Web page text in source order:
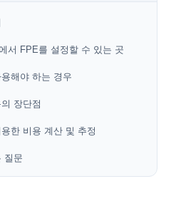
서 FPE를 설정할 수 있는 곳
해야 하는 경우
장단점
한 비용 계산 및 추정
질문